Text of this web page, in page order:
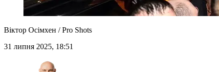
Віктор Осімхен / Pro Shots
31 липня 2025, 18:51